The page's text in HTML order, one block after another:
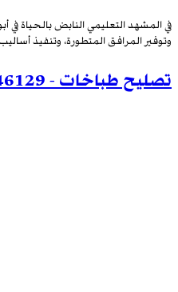
في المشهد التعليمي النابض بالحياة
وتوفير المرافق المتطورة، وتنفيذ
تصليح طباخات - 56646129